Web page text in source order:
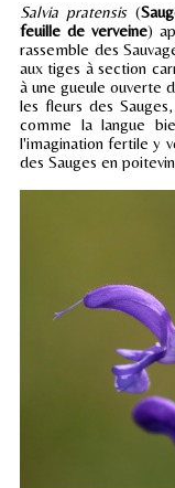
Salvia pratensis(
feuille de verveine)
rassemble des
aux tiges à section
à une gueule ouverte
les fleurs des
comme la langue
l'imagination fertile y
des Sauges en